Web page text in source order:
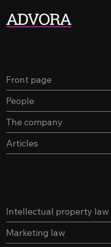
Articles
The company
People
Front page
Intellectual property law
Marketing law